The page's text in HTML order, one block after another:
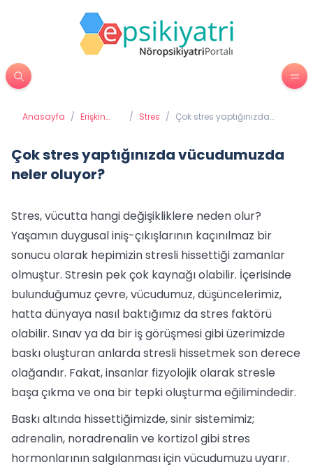
Anasayfa / Erişkin
/ Stres / Çok stres yaptığınızda
Çok stres yaptığınızda vücudumuzda
neler oluyor?
Stres, vücutta hangi değişikliklere neden olur?
Yaşamın duygusal iniş-çıkışlarının kaçınılmaz bir
sonucu olarak hepimizin stresli hissettiği zamanlar
olmuştur. Stresin pek çok kaynağı olabilir. İçerisinde
bulunduğumuz çevre, vücudumuz, düşüncelerimiz,
hatta dünyaya nasıl baktığımız da stres faktörü
olabilir. Sınav ya da bir iş görüşmesi gibi üzerimizde
baskı oluşturan anlarda stresli hissetmek son derece
olağandır. Fakat, insanlar fizyolojik olarak stresle
başa çıkma ve ona bir tepki oluşturma eğilimindedir.
Baskı altında hissettiğimizde, sinir sistemimiz;
adrenalin, noradrenalin ve kortizol gibi stres
hormonlarının salgılanması için vücudumuzu uyarır.